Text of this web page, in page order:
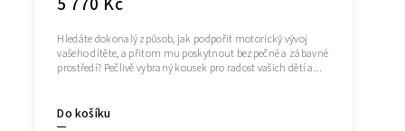
Do košíku
Hledáte dokonalý způsob, jak podpořit motorický vývoj
vašeho dítěte, a přitom mu poskytnout bezpečné a zábavné
prostředí? Pečlivě vybraný kousek pro radost vašich dětí a...